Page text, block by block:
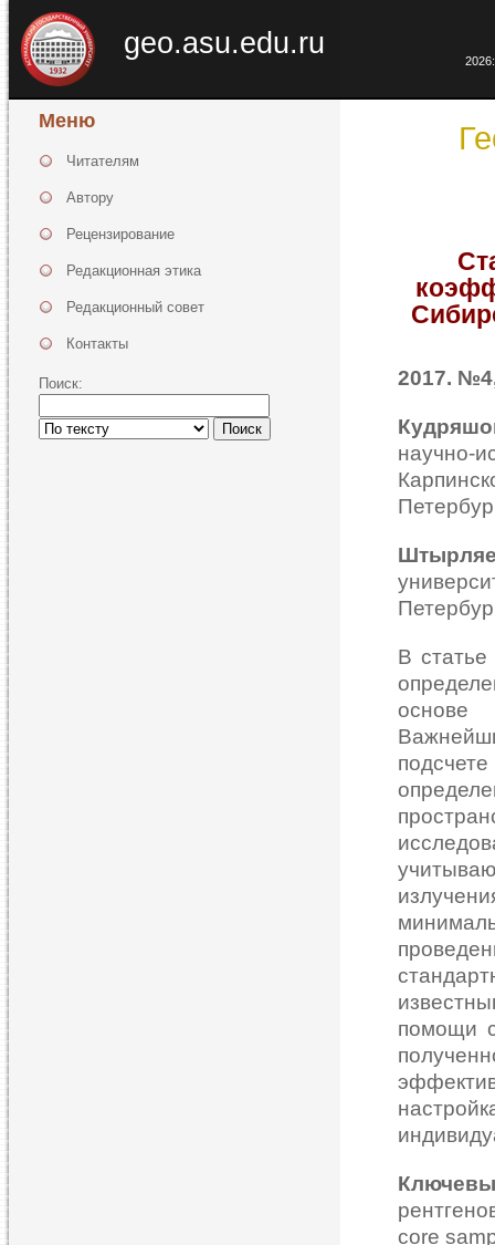
geo.asu.edu.ru
Меню
Читателям
Автору
Рецензирование
Редакционная этика
Редакционный совет
Контакты
Поиск:
Поиск
2017.
научно-
В статье
основе
помощи
core